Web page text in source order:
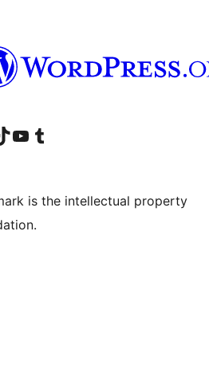
મુલાકાત લોઅમારી YouTube ચેનલની મુલાકાત લો અમારા Tumblr એકાઉન્ટની મુલાકાત લો
is the intellectual property